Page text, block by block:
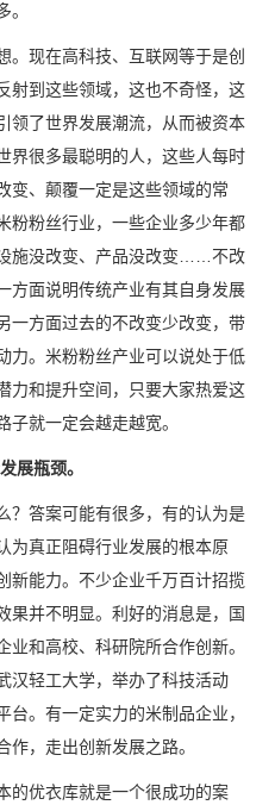
。现在高科技、互联网等于是创
射到这些领域，这也不奇怪，这
领了世界发展潮流，从而被资本
界很多最聪明的人，这些人每时
变、颠覆一定是这些领域的常
粉粉丝行业，一些企业多少年都
施没改变、产品没改变……不改
方面说明传统产业有其自身发展
一方面过去的不改变少改变，带
力。米粉粉丝产业可以说处于低
力和提升空间，只要大家热爱这
就一定会越走越宽。
展瓶颈。
？答案可能有很多，有的认为是
为真正阻碍行业发展的根本原
新能力。不少企业千万百计招揽
果并不明显。利好的消息是，国
和高校、科研院所合作创新。
汉轻工大学，举办了科技活动
。有一定实力的米制品企业，
，走出创新发展之路。
的优衣库就是一个很成功的案